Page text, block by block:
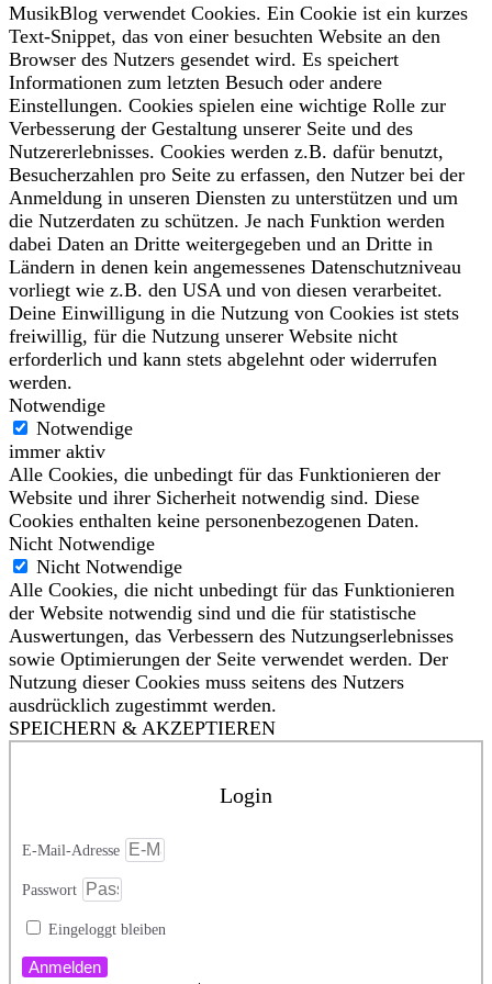
MusikBlog verwendet Cookies. Ein Cookie ist ein kurzes
Text-Snippet, das von einer besuchten Website an den
Browser des Nutzers gesendet wird. Es speichert
Informationen zum letzten Besuch oder andere
Einstellungen. Cookies spielen eine wichtige Rolle zur
Verbesserung der Gestaltung unserer Seite und des
Nutzererlebnisses. Cookies werden z.B. dafür benutzt,
Besucherzahlen pro Seite zu erfassen, den Nutzer bei der
Anmeldung in unseren Diensten zu unterstützen und um
die Nutzerdaten zu schützen. Je nach Funktion werden
dabei Daten an Dritte weitergegeben und an Dritte in
Ländern in denen kein angemessenes Datenschutzniveau
vorliegt wie z.B. den USA und von diesen verarbeitet.
Deine Einwilligung in die Nutzung von Cookies ist stets
freiwillig, für die Nutzung unserer Website nicht
erforderlich und kann stets abgelehnt oder widerrufen
werden.
Notwendige
Notwendige
immer aktiv
Alle Cookies, die unbedingt für das Funktionieren der
Website und ihrer Sicherheit notwendig sind. Diese
Cookies enthalten keine personenbezogenen Daten.
Nicht Notwendige
Nicht Notwendige
Alle Cookies, die nicht unbedingt für das Funktionieren
der Website notwendig sind und die für statistische
Auswertungen, das Verbessern des Nutzungserlebnisses
sowie Optimierungen der Seite verwendet werden. Der
Nutzung dieser Cookies muss seitens des Nutzers
ausdrücklich zugestimmt werden.
SPEICHERN & AKZEPTIEREN
Login
E-Mail-Adresse
Passwort
Eingeloggt bleiben
Anmelden